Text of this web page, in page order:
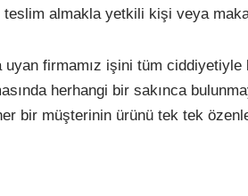
teslim almakla yetkili kişi veya
firmamız işini tüm
herhangi bir sakınca
bir müşterinin ürünü tek tek